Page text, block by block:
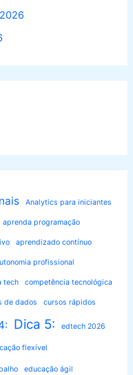
Analytics para iniciantes
aprenda programação
aprendizado contínuo
profissional
tech competência tecnológica
de dados cursos rápidos
Dica 5: edtech 2026
flexível
educação ágil